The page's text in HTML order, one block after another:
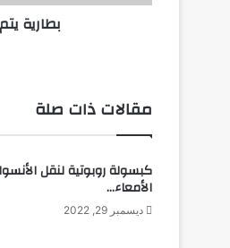
م
ب
ا
س
ك
ر
بطارية
مقالات ذات صلة
كبسولة روبوتية لنقل
الأمعاء…
ديسمبر 29, 2022